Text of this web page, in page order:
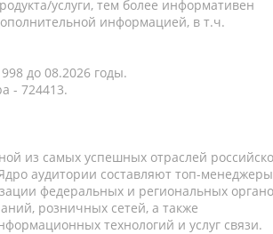
услуги, тем более информативен
информацией, в т.ч.
до 08.2026 годы.
- 724413.
из самых успешных отраслей
аудитории составляют топ-
федеральных и региональных
розничных сетей, а также
технологий и услуг связи.